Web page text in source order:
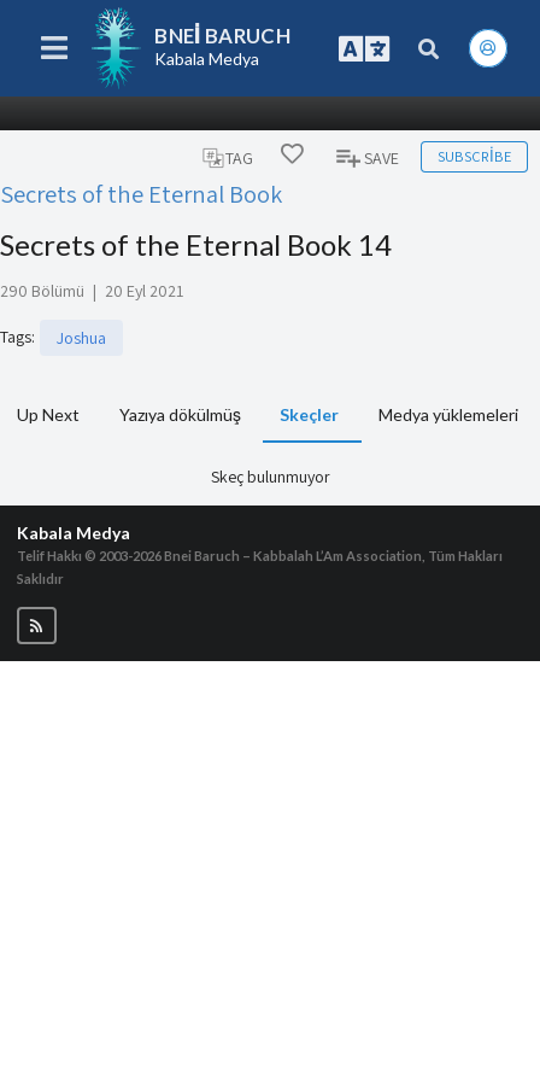
BNEI BARUCH
Kabala Medya
TAG SAVE SUBSCRIBE
Secrets of the Eternal Book
Secrets of the Eternal Book 14
290 Bölümü | 20 Eyl 2021
Tags: Joshua
Up Next Yazıya dökülmüş Skeçler Medya yüklemeleri
Skeç bulunmuyor
Kabala Medya
Telif Hakkı © 2003-2026Bnei Baruch – Kabbalah L’Am Association, Tüm Hakları
Saklıdır